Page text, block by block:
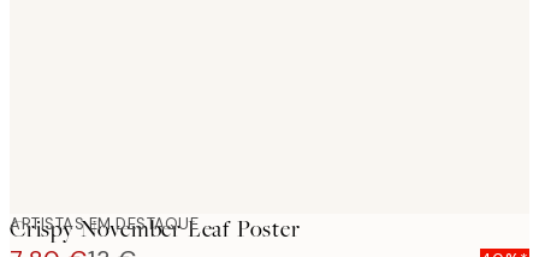
ARTISTAS EM DESTAQUE
Crispy November Leaf Poster